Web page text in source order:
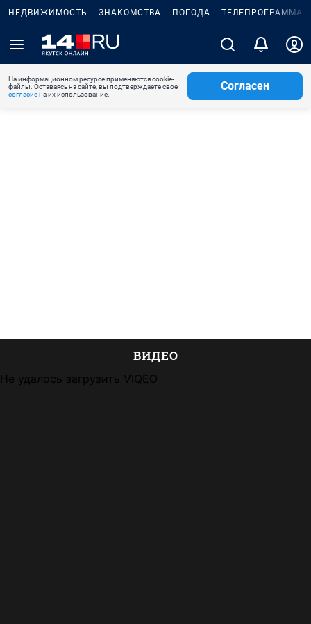
НЕДВИЖИМОСТЬ ЗНАКОМСТВА ПОГОДА ТЕЛЕПРОГРАММА
На информационном ресурсе применяются cookie-
файлы. Оставаясь на сайте, вы подтверждаете свое
согласиена их использование.
Согласен
ВИДЕО
Не удалось загрузить VIQEO